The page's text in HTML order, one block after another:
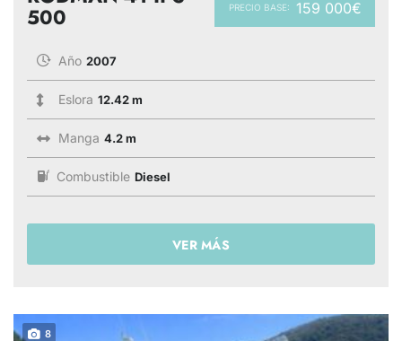
PRECIO BASE: 159 000€
500
Año 2007
Eslora 12.42 m
Manga 4.2 m
Combustible Diesel
VER MÁS
8